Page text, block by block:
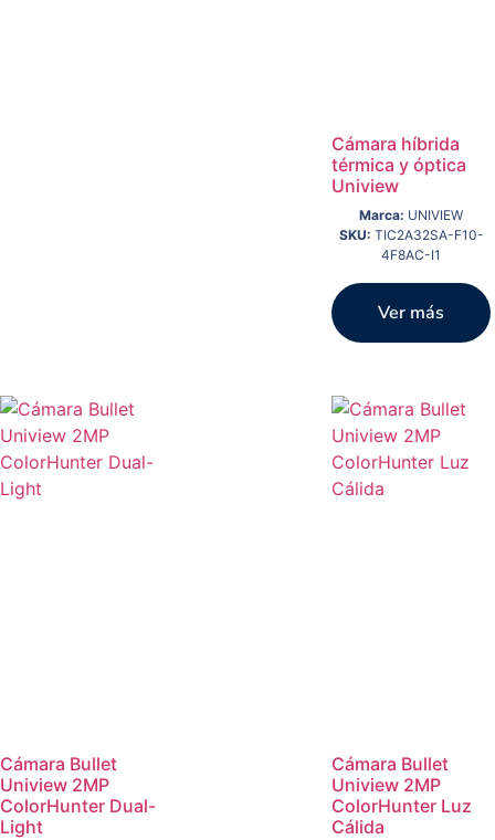
Cámara híbrida
térmica y óptica
Uniview
Marca: UNIVIEW
SKU: TIC2A32SA-F10-
4F8AC-I1
Ver más
Cámara Bullet
Uniview 2MP
ColorHunter Dual-
Light
Cámara Bullet
Uniview 2MP
ColorHunter Luz
Cálida